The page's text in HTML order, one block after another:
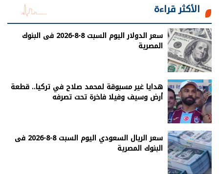
الأكثر قراءة
سعر الدولار اليوم السبت 8-8-2026 فى البنوك
المصرية
هدايا غير مسبوقة لمحمد صلاح في تركيا.. قطعة
أرض وسيف وفيلا فاخرة تحت تصرفه
سعر الريال السعودي اليوم السبت 8-8-2026 فى
البنوك المصرية